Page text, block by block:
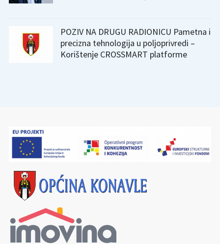
POZIV NA DRUGU RADIONICU Pametna i
precizna tehnologija u poljoprivredi –
Korištenje CROSSMART platforme